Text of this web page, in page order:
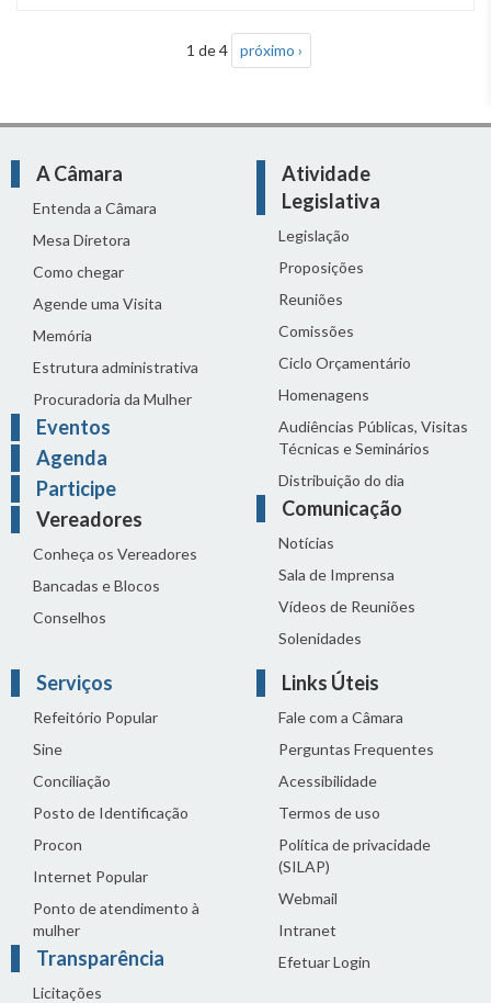
1 de 4 próximo ›
A Câmara
Entenda a Câmara
Mesa Diretora
Como chegar
Agende uma Visita
Memória
Estrutura administrativa
Procuradoria da Mulher
Eventos
Agenda
Participe
Vereadores
Conheça os Vereadores
Bancadas e Blocos
Conselhos
Atividade
Legislativa
Legislação
Proposições
Reuniões
Comissões
Ciclo Orçamentário
Homenagens
Audiências Públicas, Visitas
Técnicas e Seminários
Distribuição do dia
Comunicação
Notícias
Sala de Imprensa
Vídeos de Reuniões
Solenidades
Serviços
Refeitório Popular
Sine
Conciliação
Posto de Identificação
Procon
Internet Popular
Ponto de atendimento à
mulher
Transparência
Licitações
Links Úteis
Fale com a Câmara
Perguntas Frequentes
Acessibilidade
Termos de uso
Política de privacidade
(SILAP)
Webmail
Intranet
Efetuar Login